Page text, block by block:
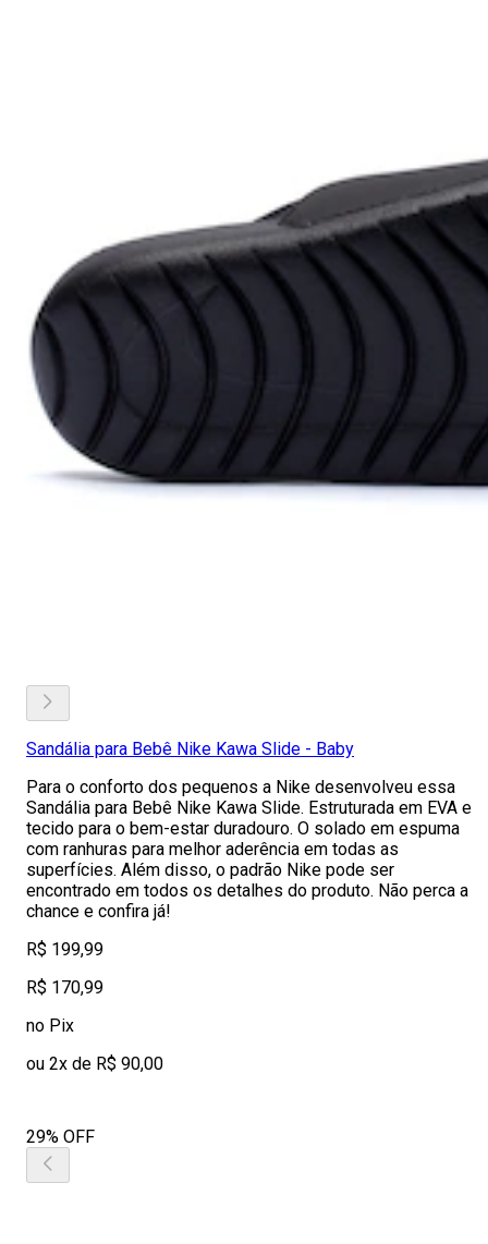
Sandália para Bebê Nike Kawa Slide - Baby
Para o conforto dos pequenos a Nike desenvolveu essa
Sandália para Bebê Nike Kawa Slide. Estruturada em EVA e
tecido para o bem-estar duradouro. O solado em espuma
com ranhuras para melhor aderência em todas as
superfícies. Além disso, o padrão Nike pode ser
encontrado em todos os detalhes do produto. Não perca a
chance e confira já!
R$ 199,99
R$ 170,99
no Pix
ou 2x de R$ 90,00
29% OFF